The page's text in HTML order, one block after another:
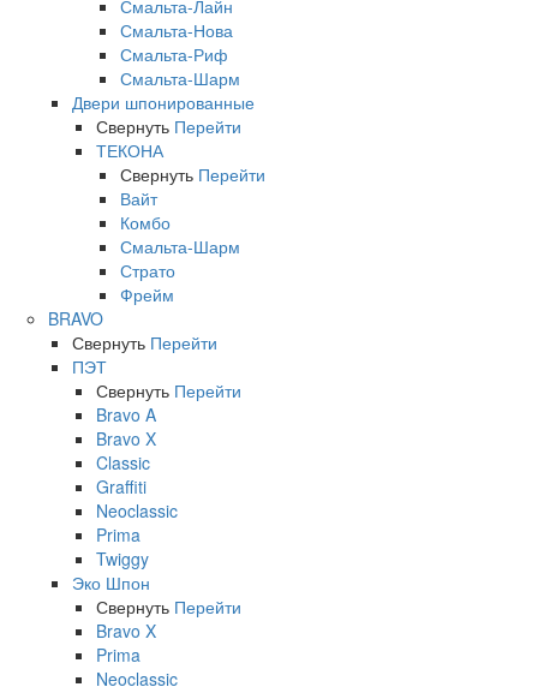
Смальта-Лайн
Смальта-Нова
Смальта-Риф
Смальта-Шарм
Двери шпонированные
Свернуть Перейти
ТЕКОНА
Свернуть Перейти
Вайт
Комбо
Смальта-Шарм
Страто
Фрейм
BRAVO
Свернуть Перейти
ПЭТ
Свернуть Перейти
Bravo A
Bravo X
Classic
Graffiti
Neoclassic
Prima
Twiggy
Эко Шпон
Свернуть Перейти
Bravo X
Prima
Neoclassic